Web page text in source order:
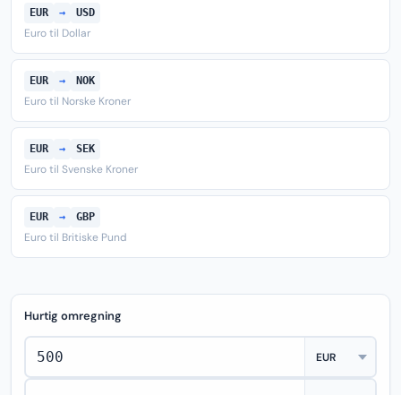
EUR → USD
Euro til Dollar
EUR → NOK
Euro til Norske Kroner
EUR → SEK
Euro til Svenske Kroner
EUR → GBP
Euro til Britiske Pund
Hurtig omregning